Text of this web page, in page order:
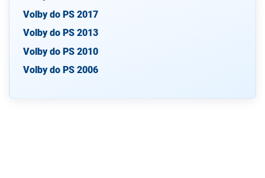
Volby do PS 2017
Volby do PS 2013
Volby do PS 2010
Volby do PS 2006